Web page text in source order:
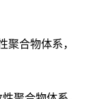
聚合物体系，